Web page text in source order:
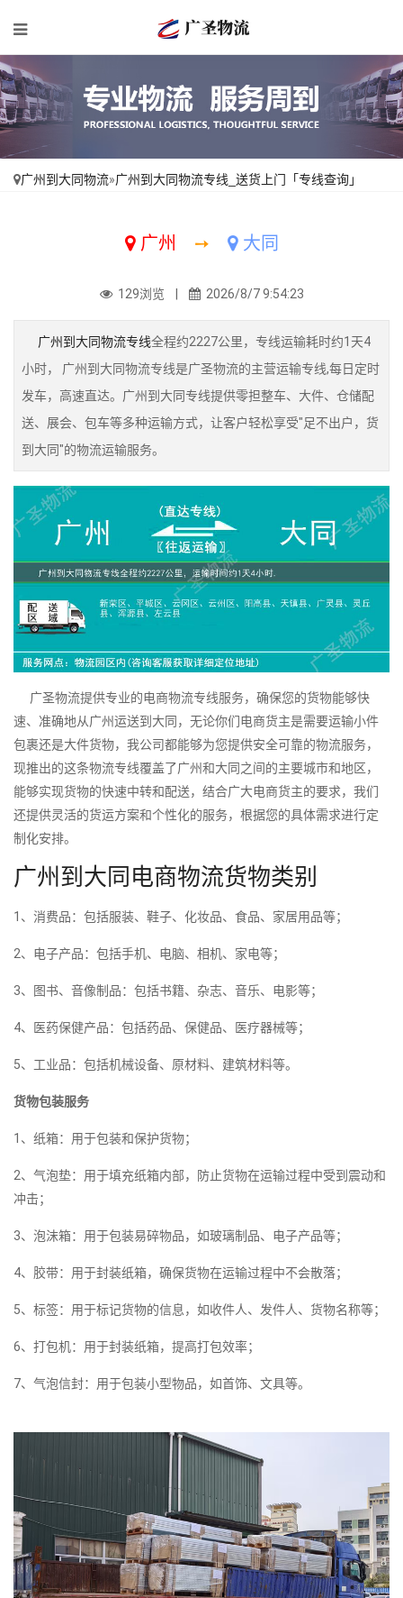
广州到大同物流»广州到大同物流专线_送货上门「专线查询」
广州 ➙ 大同
129浏览 | 2026/8/7 9:54:23
广州到大同物流专线全程约2227公里，专线运输耗时约1天4
小时， 广州到大同物流专线是广圣物流的主营运输专线,每日定时
发车，高速直达。广州到大同专线提供零担整车、大件、仓储配
送、展会、包车等多种运输方式，让客户轻松享受"足不出户，货
到大同"的物流运输服务。
广圣物流提供专业的电商物流专线服务，确保您的货物能够快
速、准确地从广州运送到大同，无论你们电商货主是需要运输小件
包裹还是大件货物，我公司都能够为您提供安全可靠的物流服务，
现推出的这条物流专线覆盖了广州和大同之间的主要城市和地区，
能够实现货物的快速中转和配送，结合广大电商货主的要求，我们
还提供灵活的货运方案和个性化的服务，根据您的具体需求进行定
制化安排。
广州到大同电商物流货物类别
1、消费品：包括服装、鞋子、化妆品、食品、家居用品等；
2、电子产品：包括手机、电脑、相机、家电等；
3、图书、音像制品：包括书籍、杂志、音乐、电影等；
4、医药保健产品：包括药品、保健品、医疗器械等；
5、工业品：包括机械设备、原材料、建筑材料等。
货物包装服务
1、纸箱：用于包装和保护货物；
2、气泡垫：用于填充纸箱内部，防止货物在运输过程中受到震动和
冲击；
3、泡沫箱：用于包装易碎物品，如玻璃制品、电子产品等；
4、胶带：用于封装纸箱，确保货物在运输过程中不会散落；
5、标签：用于标记货物的信息，如收件人、发件人、货物名称等；
6、打包机：用于封装纸箱，提高打包效率；
7、气泡信封：用于包装小型物品，如首饰、文具等。